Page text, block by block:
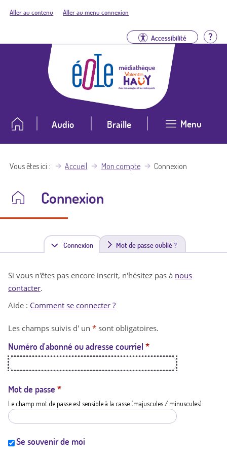
Aller au contenu Aller au menu connexion
Accessibilité
Audio Braille Menu
Vous êtes ici Accueil Mon compte Connexion
Connexion
Connexion(
n
t
a
t
i
Mot de passe oublié ?
Si vous n'êtes pas encore inscrit, n'hésitez pas à nous
contacter.
Aide : Comment se connecter ?
Les champs suivis d' un * sont obligatoires.
Numéro d'abonné ou adresse courriel *
Mot de passe *
Le champ mot de passe est sensible à la casse (majuscules / minuscules)
Se souvenir de moi